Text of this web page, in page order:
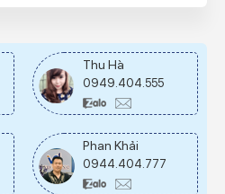
Thu Hà
0949.404.555
Phan Khải
0944.404.777